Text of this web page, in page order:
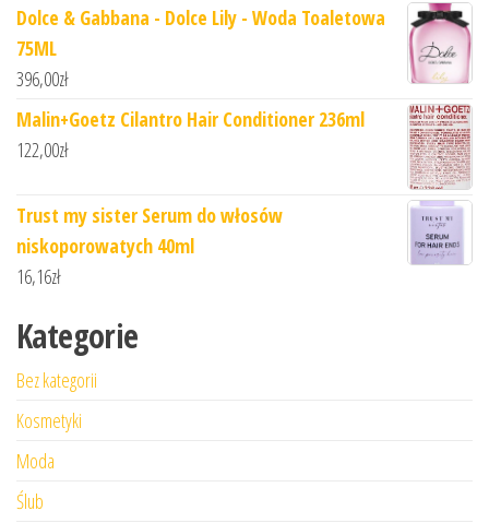
Dolce & Gabbana - Dolce Lily - Woda Toaletowa
75ML
396,00zł
Malin+Goetz Cilantro Hair Conditioner 236ml
122,00zł
Trust my sister Serum do włosów
niskoporowatych 40ml
16,16zł
Kategorie
Bez kategorii
Kosmetyki
Moda
Ślub